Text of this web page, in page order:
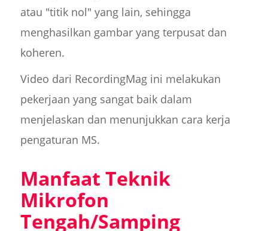
atau "titik nol" yang lain, sehingga
menghasilkan gambar yang terpusat dan
koheren.
Video dari RecordingMag ini melakukan
pekerjaan yang sangat baik dalam
menjelaskan dan menunjukkan cara kerja
pengaturan MS.
Manfaat Teknik
Mikrofon
Tengah/Samping